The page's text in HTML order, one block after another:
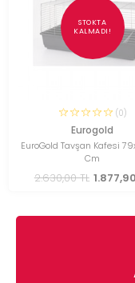
STOKTA
KALMADI!
(0)
Eurogold
EuroGold Tavşan Kafesi
Cm
2.630,00 TL